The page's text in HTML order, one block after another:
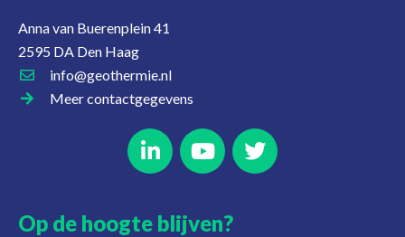
Anna van Buerenplein 41
2595 DA Den Haag
info@geothermie.nl
Meer contactgegevens
Op de hoogte blijven?